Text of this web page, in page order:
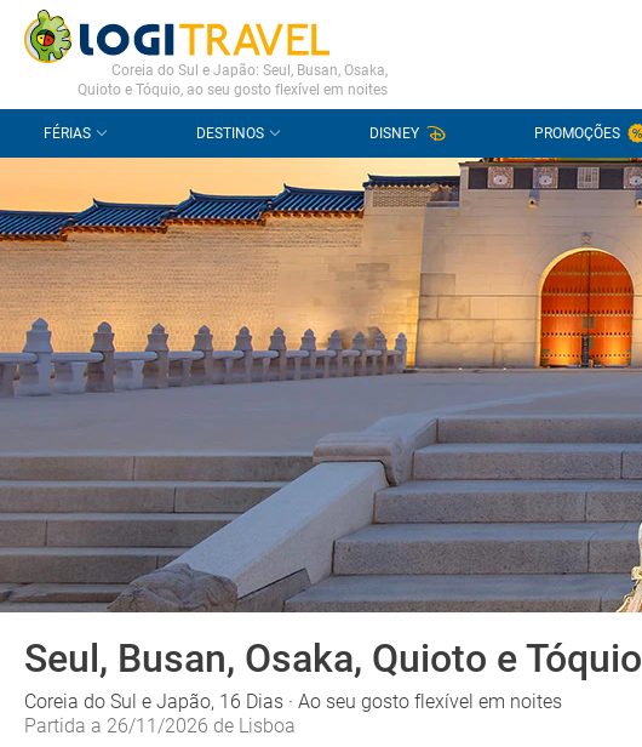
CONTACTO PERGUNTAS FREQUENTES
Coreia do Sul e Japão: Seul, Busan, Osaka,
Quioto e Tóquio, ao seu gosto flexível em noites
FÉRIAS DESTINOS DISNEY PROMOÇÕES
Seul, Busan, Osaka, Quioto e Tóquio
Coreia do Sul e Japão, 16 Dias · Ao seu gosto flexível em noites
Partida a 26/11/2026 de Lisboa